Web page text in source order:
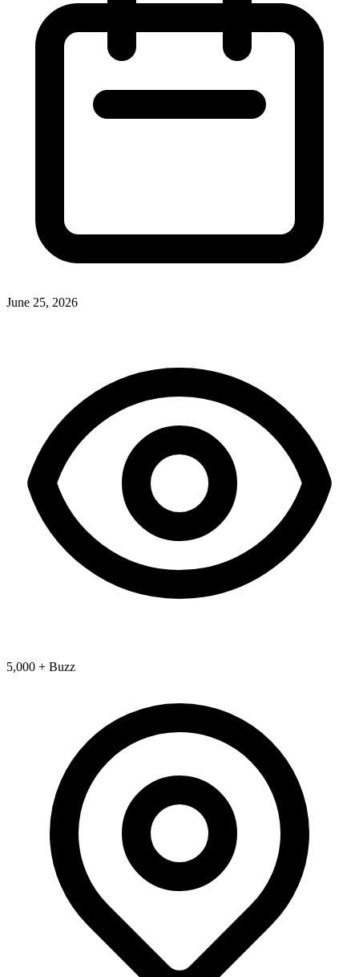
June 25, 2026
5,000 + Buzz